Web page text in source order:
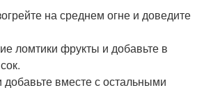
на среднем огне и доведите
ломтики фрукты и добавьте в
вместе с остальными